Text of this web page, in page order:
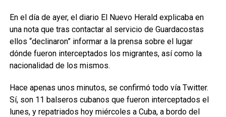
En el día de ayer, el diario El Nuevo Herald explicaba en
una nota que tras contactar al servicio de Guardacostas
ellos “declinaron” informar a la prensa sobre el lugar
dónde fueron interceptados los migrantes, así como la
nacionalidad de los mismos.
Hace apenas unos minutos, se confirmó todo vía Twitter.
Sí, son 11 balseros cubanos que fueron interceptados el
lunes, y repatriados hoy miércoles a Cuba, a bordo del